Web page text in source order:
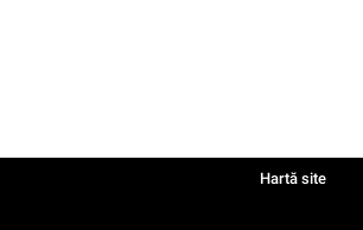
Hartă site